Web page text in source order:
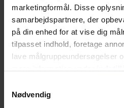
marketingformål. Disse
samarbejdspartnere, der
på din enhed for at vise dig
tilpasset indhold, foretage
lave målgruppeundersøgelser
tilbage eller ændre indstillinger
"Cookiedeklaration", eller ved
Nødvendig
LIVSSTIL
Dua Lipa har
ganske forudsigelig